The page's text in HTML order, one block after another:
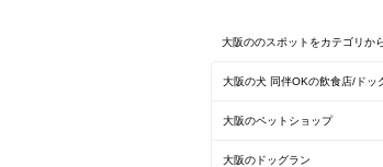
大阪ののスポットをカテゴリか
大阪の犬 同伴OKの飲食店/ドッ
大阪のペットショップ
大阪のドッグラン